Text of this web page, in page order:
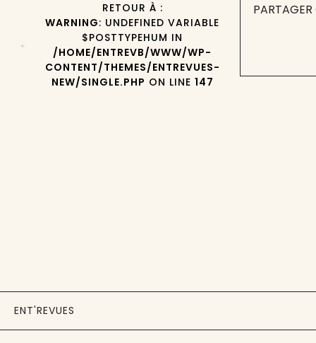
RETOUR À :
WARNING: UNDEFINED VARIABLE
$POSTTYPEHUM IN
/HOME/ENTREVB/WWW/WP-
CONTENT/THEMES/ENTREVUES-
NEW/SINGLE.PHP ON LINE 147
ENT'REVUES